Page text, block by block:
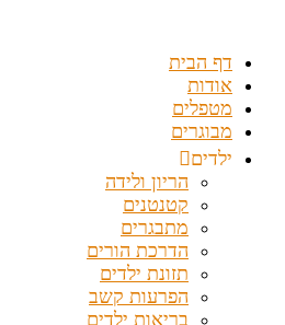
דף הבית
אודות
מטפלים
מבוגרים
ילדים
הריון ולידה
קטנטנים
מתבגרים
הדרכת הורים
תזונת ילדים
הפרעות קשב
בריאות ילדים